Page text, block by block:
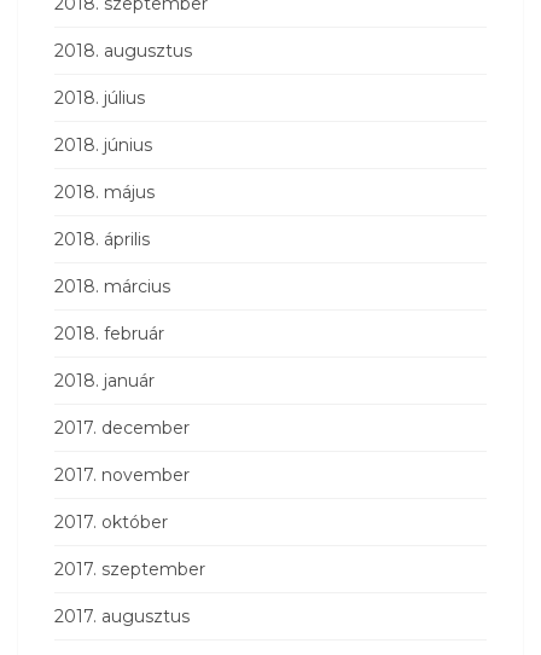
2018. augusztus
2018. július
2018. június
2018. május
2018. április
2018. március
2018. február
2018. január
2017. december
2017. november
2017. október
2017. szeptember
2017. augusztus